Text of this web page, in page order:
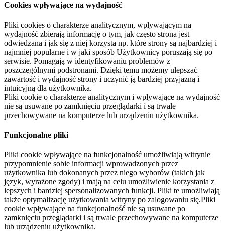
Cookies wpływające na wydajność
Pliki cookies o charakterze analitycznym, wpływającym na
wydajność zbierają informację o tym, jak często strona jest
odwiedzana i jak się z niej korzysta np. które strony są najbardziej i
najmniej popularne i w jaki sposób Użytkownicy poruszają się po
serwisie. Pomagają w identyfikowaniu problemów z
poszczególnymi podstronami. Dzięki temu możemy ulepszać
zawartość i wydajność strony i uczynić ją bardziej przyjazną i
intuicyjną dla użytkownika.
Pliki cookie o charakterze analitycznym i wpływające na wydajność
nie są usuwane po zamknięciu przeglądarki i są trwale
przechowywane na komputerze lub urządzeniu użytkownika.
Funkcjonalne pliki
Pliki cookie wpływające na funkcjonalność umożliwiają witrynie
przypomnienie sobie informacji wprowadzonych przez
użytkownika lub dokonanych przez niego wyborów (takich jak
język, wyrażone zgody) i mają na celu umożliwienie korzystania z
lepszych i bardziej spersonalizowanych funkcji. Pliki te umożliwiają
także optymalizację użytkowania witryny po zalogowaniu się.Pliki
cookie wpływające na funkcjonalność nie są usuwane po
zamknięciu przeglądarki i są trwale przechowywane na komputerze
lub urządzeniu użytkownika.